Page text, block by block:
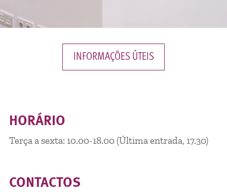
INFORMAÇÕES ÚTEIS
HORÁRIO
Terça a sexta: 10.00-18.00 (Última entrada, 17.30)
CONTACTOS